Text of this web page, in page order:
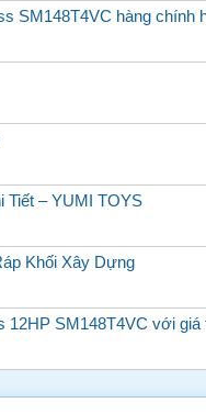
SM148T4VC hàng chính
Tiết – YUMI TOYS
Khối Xây Dựng
12HP SM148T4VC với